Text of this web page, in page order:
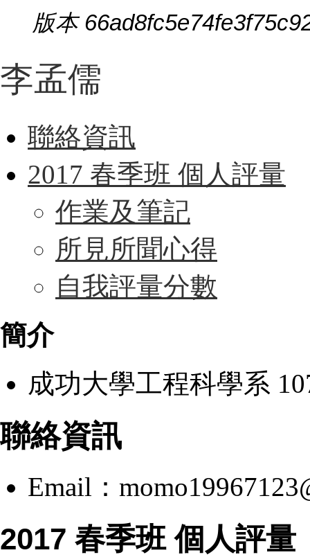
版本
李孟儒
聯絡資訊
2017 春季班 個人評量
作業及筆記
所見所聞心得
自我評量分數
簡介
成功大學工程科學系
聯絡資訊
Email：
2017 春季班 個人評量